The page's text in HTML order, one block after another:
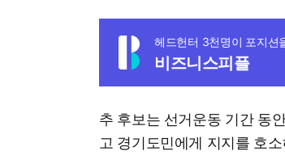
헤드헌터 3천명이 포지션
비즈니스피플
추 후보는 선거운동 기간 동
고 경기도민에게 지지를 호